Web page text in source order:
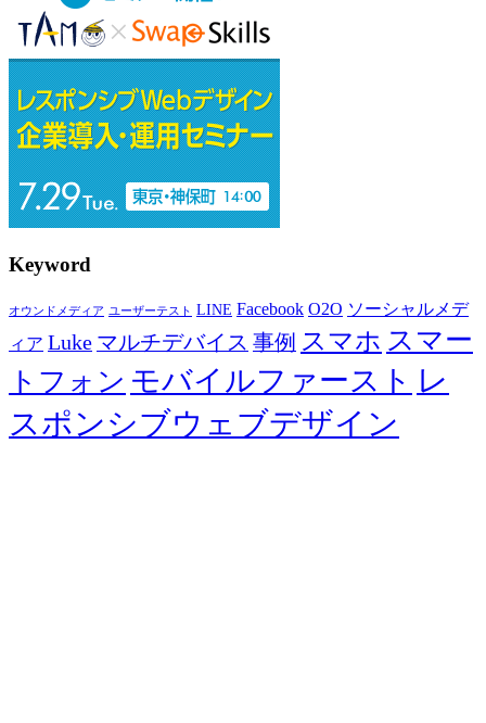
Keyword
オウンドメディア ユーザーテスト LINE Facebook O2O ソーシャルメデ
ィア Luke マルチデバイス 事例 スマホ スマー
トフォン モバイルファースト レ
スポンシブウェブデザイン